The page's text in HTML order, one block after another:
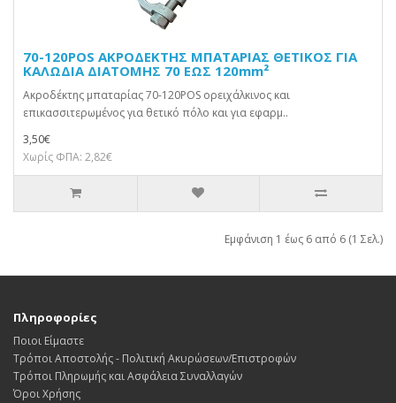
70-120POS ΑΚΡΟΔΕΚΤΗΣ ΜΠΑΤΑΡΙΑΣ ΘΕΤΙΚΟΣ ΓΙΑ
ΚΑΛΩΔΙΑ ΔΙΑΤΟΜΗΣ 70 ΕΩΣ 120mm²
Ακροδέκτης μπαταρίας 70-120POS ορειχάλκινος και
επικασσιτερωμένος για θετικό πόλο και για εφαρμ..
3,50€
Χωρίς ΦΠΑ: 2,82€
Εμφάνιση 1 έως 6 από 6 (1 Σελ.)
Πληροφορίες
Ποιοι Είμαστε
Τρόποι Αποστολής - Πολιτική Ακυρώσεων/Επιστροφών
Τρόποι Πληρωμής και Ασφάλεια Συναλλαγών
Όροι Χρήσης